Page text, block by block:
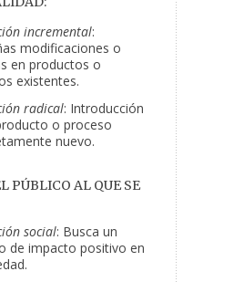
incremental:
modificaciones o
en productos o
existentes.
radical: Introducción
o proceso
nuevo.
PÚBLICO AL QUE SE
social: Busca un
de impacto positivo en